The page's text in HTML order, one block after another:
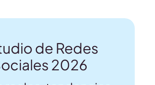
de Redes
2026